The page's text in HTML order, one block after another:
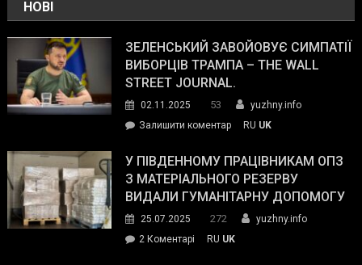
НОВІ
ЗЕЛЕНСЬКИЙ ЗАВОЙОВУЄ СИМПАТІЇ
ВИБОРЦІВ ТРАМПА – THE WALL
STREET JOURNAL.
02.11.2025 53
yuzhny.info
Залишити коментарon
завойовує
симпатії
виборців
The
RU UK
У ПІВДЕННОМУ ПРАЦІВНИКАМ ОПЗ
З МАТЕРІАЛЬНОГО РЕЗЕРВУ
ВИДАЛИ ГУМАНІТАРНУ ДОПОМОГУ
25.07.2025 272
yuzhny.info
2 Коментарі
RU UK